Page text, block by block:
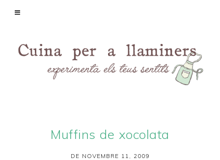
Muffins de xocolata
DE NOVEMBRE 11, 2009